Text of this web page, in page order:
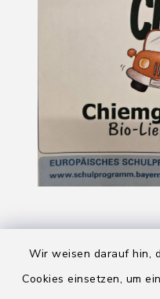
Wir weisen darauf hin,
Cookies einsetzen, um